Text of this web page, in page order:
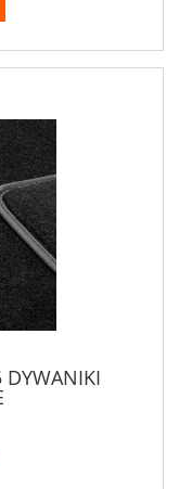
DYWANIKI